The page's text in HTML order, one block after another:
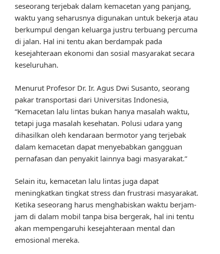
seseorang terjebak dalam kemacetan yang panjang,
waktu yang seharusnya digunakan untuk bekerja atau
berkumpul dengan keluarga justru terbuang percuma
di jalan. Hal ini tentu akan berdampak pada
kesejahteraan ekonomi dan sosial masyarakat secara
keseluruhan.
Menurut Profesor Dr. Ir. Agus Dwi Susanto, seorang
pakar transportasi dari Universitas Indonesia,
“Kemacetan lalu lintas bukan hanya masalah waktu,
tetapi juga masalah kesehatan. Polusi udara yang
dihasilkan oleh kendaraan bermotor yang terjebak
dalam kemacetan dapat menyebabkan gangguan
pernafasan dan penyakit lainnya bagi masyarakat.”
Selain itu, kemacetan lalu lintas juga dapat
meningkatkan tingkat stress dan frustrasi masyarakat.
Ketika seseorang harus menghabiskan waktu berjam-
jam di dalam mobil tanpa bisa bergerak, hal ini tentu
akan mempengaruhi kesejahteraan mental dan
emosional mereka.